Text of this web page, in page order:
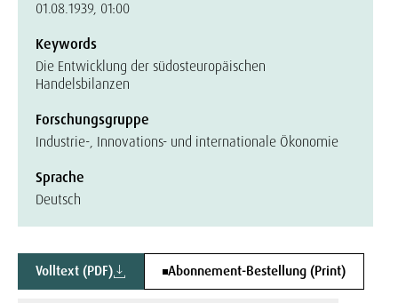
01.08.1939, 01:00
Keywords
Die Entwicklung der südosteuropäischen
Handelsbilanzen
Forschungsgruppe
Industrie-, Innovations- und internationale Ökonomie
Sprache
Deutsch
Volltext (PDF) Abonnement-Bestellung (Print)